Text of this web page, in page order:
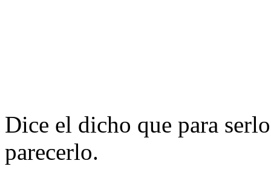
Dice el dicho que para
parecerlo.